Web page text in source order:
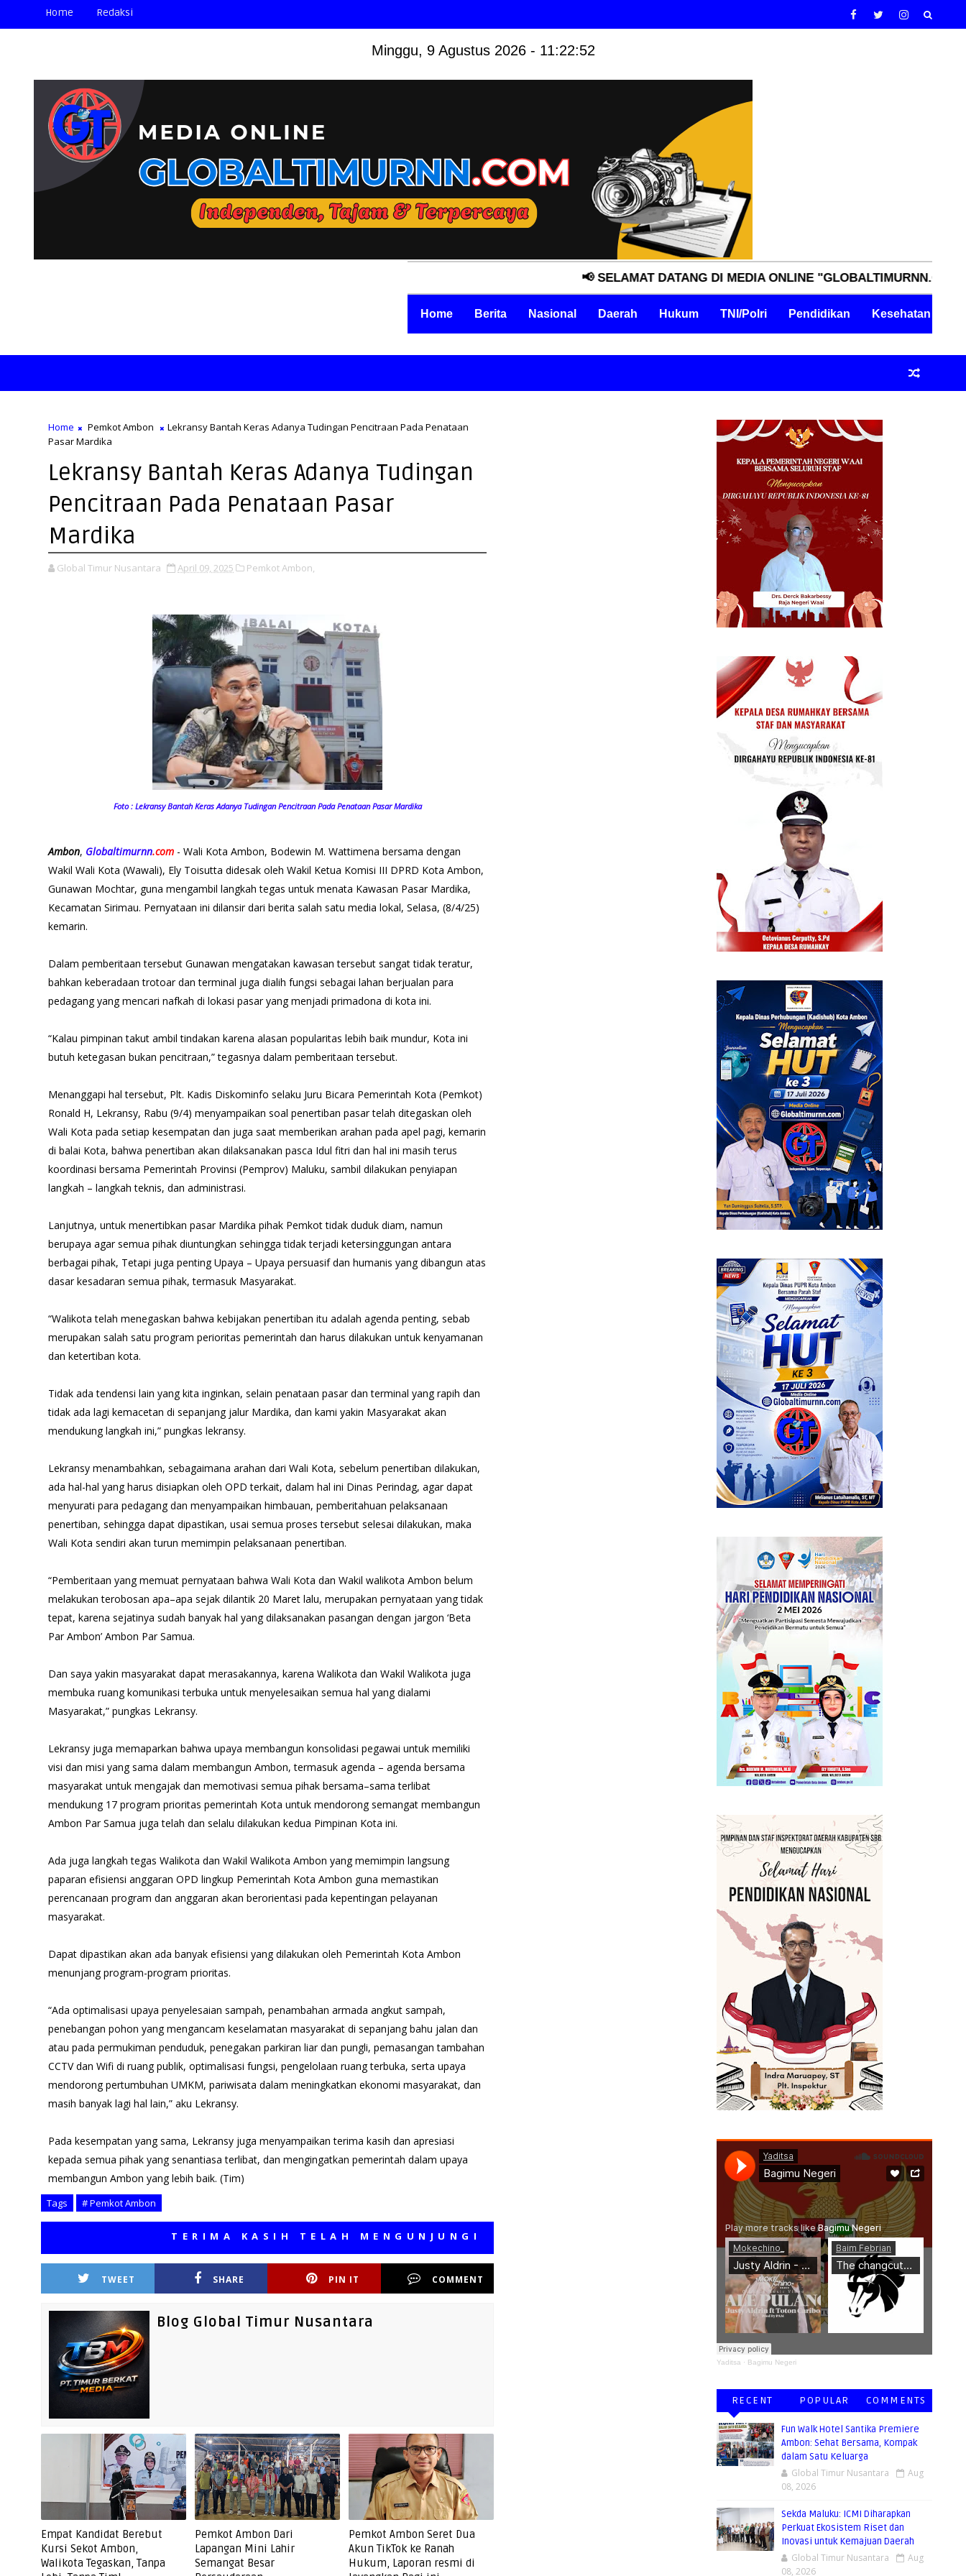
Home Redaksi
Minggu, 9 Agustus 2026 - 11:22:53
📢 SELAMAT DATANG DI MEDIA ONLINE "GLOBALTIMURNN.COM"
Home Berita Nasional Daerah Hukum TNI/Polri Pendidikan Kesehatan
Home Pemkot Ambon
Lekransy Bantah Keras Adanya Tudingan Pencitraan Pada Penataan
Pasar Mardika
Lekransy Bantah Keras Adanya Tudingan
Pencitraan Pada Penataan Pasar
Mardika
Global Timur Nusantara April 09, 2025 Pemkot Ambon,
Foto : Lekransy Bantah Keras Adanya Tudingan Pencitraan Pada Penataan Pasar Mardika
Ambon, Globaltimurnn.com - Wali Kota Ambon, Bodewin M. Wattimena bersama dengan
Wakil Wali Kota (Wawali), Ely Toisutta didesak oleh Wakil Ketua Komisi III DPRD Kota Ambon,
Gunawan Mochtar, guna mengambil langkah tegas untuk menata Kawasan Pasar Mardika,
Kecamatan Sirimau. Pernyataan ini dilansir dari berita salah satu media lokal, Selasa, (8/4/25)
kemarin.
Dalam pemberitaan tersebut Gunawan mengatakan kawasan tersebut sangat tidak teratur,
bahkan keberadaan trotoar dan terminal juga dialih fungsi sebagai lahan berjualan para
pedagang yang mencari nafkah di lokasi pasar yang menjadi primadona di kota ini.
“Kalau pimpinan takut ambil tindakan karena alasan popularitas lebih baik mundur, Kota ini
butuh ketegasan bukan pencitraan,” tegasnya dalam pemberitaan tersebut.
Menanggapi hal tersebut, Plt. Kadis Diskominfo selaku Juru Bicara Pemerintah Kota (Pemkot)
Ronald H, Lekransy, Rabu (9/4) menyampaikan soal penertiban pasar telah ditegaskan oleh
Wali Kota pada setiap kesempatan dan juga saat memberikan arahan pada apel pagi, kemarin
di balai Kota, bahwa penertiban akan dilaksanakan pasca Idul fitri dan hal ini masih terus
koordinasi bersama Pemerintah Provinsi (Pemprov) Maluku, sambil dilakukan penyiapan
langkah – langkah teknis, dan administrasi.
Lanjutnya, untuk menertibkan pasar Mardika pihak Pemkot tidak duduk diam, namun
berupaya agar semua pihak diuntungkan sehingga tidak terjadi ketersinggungan antara
berbagai pihak, Tetapi juga penting Upaya – Upaya persuasif dan humanis yang dibangun atas
dasar kesadaran semua pihak, termasuk Masyarakat.
“Walikota telah menegaskan bahwa kebijakan penertiban itu adalah agenda penting, sebab
merupakan salah satu program perioritas pemerintah dan harus dilakukan untuk kenyamanan
dan ketertiban kota.
Tidak ada tendensi lain yang kita inginkan, selain penataan pasar dan terminal yang rapih dan
tidak ada lagi kemacetan di sepanjang jalur Mardika, dan kami yakin Masyarakat akan
mendukung langkah ini,” pungkas lekransy.
Lekransy menambahkan, sebagaimana arahan dari Wali Kota, sebelum penertiban dilakukan,
ada hal-hal yang harus disiapkan oleh OPD terkait, dalam hal ini Dinas Perindag, agar dapat
menyurati para pedagang dan menyampaikan himbauan, pemberitahuan pelaksanaan
penertiban, sehingga dapat dipastikan, usai semua proses tersebut selesai dilakukan, maka
Wali Kota sendiri akan turun memimpin pelaksanaan penertiban.
“Pemberitaan yang memuat pernyataan bahwa Wali Kota dan Wakil walikota Ambon belum
melakukan terobosan apa–apa sejak dilantik 20 Maret lalu, merupakan pernyataan yang tidak
tepat, karena sejatinya sudah banyak hal yang dilaksanakan pasangan dengan jargon ‘Beta
Par Ambon’ Ambon Par Samua.
Dan saya yakin masyarakat dapat merasakannya, karena Walikota dan Wakil Walikota juga
membuka ruang komunikasi terbuka untuk menyelesaikan semua hal yang dialami
Masyarakat,” pungkas Lekransy.
Lekransy juga memaparkan bahwa upaya membangun konsolidasi pegawai untuk memiliki
visi dan misi yang sama dalam membangun Ambon, termasuk agenda – agenda bersama
masyarakat untuk mengajak dan memotivasi semua pihak bersama–sama terlibat
mendukung 17 program prioritas pemerintah Kota untuk mendorong semangat membangun
Ambon Par Samua juga telah dan selalu dilakukan kedua Pimpinan Kota ini.
Ada juga langkah tegas Walikota dan Wakil Walikota Ambon yang memimpin langsung
paparan efisiensi anggaran OPD lingkup Pemerintah Kota Ambon guna memastikan
perencanaan program dan anggaran akan berorientasi pada kepentingan pelayanan
masyarakat.
Dapat dipastikan akan ada banyak efisiensi yang dilakukan oleh Pemerintah Kota Ambon
menunjang program-program prioritas.
“Ada optimalisasi upaya penyelesaian sampah, penambahan armada angkut sampah,
penebangan pohon yang mengancam keselamatan masyarakat di sepanjang bahu jalan dan
atau pada permukiman penduduk, penegakan parkiran liar dan pungli, pemasangan tambahan
CCTV dan Wifi di ruang publik, optimalisasi fungsi, pengelolaan ruang terbuka, serta upaya
mendorong pertumbuhan UMKM, pariwisata dalam meningkatkan ekonomi masyarakat, dan
masih banyak lagi hal lain,” aku Lekransy.
Pada kesempatan yang sama, Lekransy juga menyampaikan terima kasih dan apresiasi
kepada semua pihak yang senantiasa terlibat, dan mengingatkan pemerintah dalam upaya
membangun Ambon yang lebih baik. (Tim)
Tags # Pemkot Ambon
TERIMA KASIH TELAH MENGUNJUNGI MEDIA KAMI, SEMOGA BERMANFAAT
TWEET SHARE PIN IT COMMENT
Blog Global Timur Nusantara
Empat Kandidat Berebut
Kursi Sekot Ambon,
Walikota Tegaskan, Tanpa
Pemkot Ambon Dari
Lapangan Mini Lahir
Semangat Besar
Pemkot Ambon Seret Dua
Akun TikTok ke Ranah
Hukum, Laporan resmi di
Yaditsa · Bagimu Negeri
RECENT POPULAR COMMENTS
Fun Walk Hotel Santika Premiere
Ambon: Sehat Bersama, Kompak
dalam Satu Keluarga
Global Timur Nusantara
Aug
08, 2026
Sekda Maluku: ICMI Diharapkan
Perkuat Ekosistem Riset dan
Inovasi untuk Kemajuan Daerah
Global Timur Nusantara
Aug
08, 2026